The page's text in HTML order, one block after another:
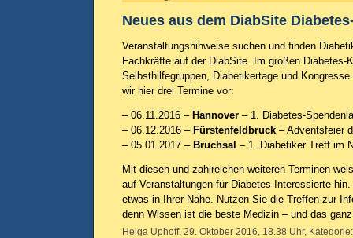
Neues aus dem DiabSite
Veranstaltungshinweise suchen und finden
Fachkräfte auf der DiabSite. Im großen Diabetes-
Selbsthilfegruppen, Diabetikertage und
wir hier drei Termine vor:
– 06.11.2016 – Hannover – 1. Diabetes-
– 06.12.2016 – Fürstenfeldbruck – Adventsfeier
– 05.01.2017 – Bruchsal – 1. Diabetiker Treff im
Mit diesen und zahlreichen weiteren Terminen
auf Veranstaltungen für Diabetes-Interessierte
etwas in Ihrer Nähe. Nutzen Sie die Treffen zur
denn Wissen ist die beste Medizin – und das
Helga Uphoff, 29. Oktober 2016, 18.38 Uhr,